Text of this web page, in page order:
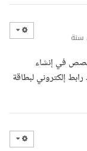
سنة
في إنشاء
إلكتروني لبطاقة